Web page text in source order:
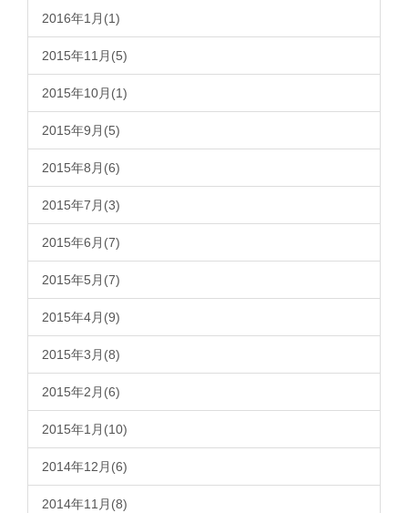
2016年1月(1)
2015年11月(5)
2015年10月(1)
2015年9月(5)
2015年8月(6)
2015年7月(3)
2015年6月(7)
2015年5月(7)
2015年4月(9)
2015年3月(8)
2015年2月(6)
2015年1月(10)
2014年12月(6)
2014年11月(8)